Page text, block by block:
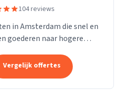
104 reviews
in Amsterdam die snel en
goederen naar hogere
Vergelijk offertes